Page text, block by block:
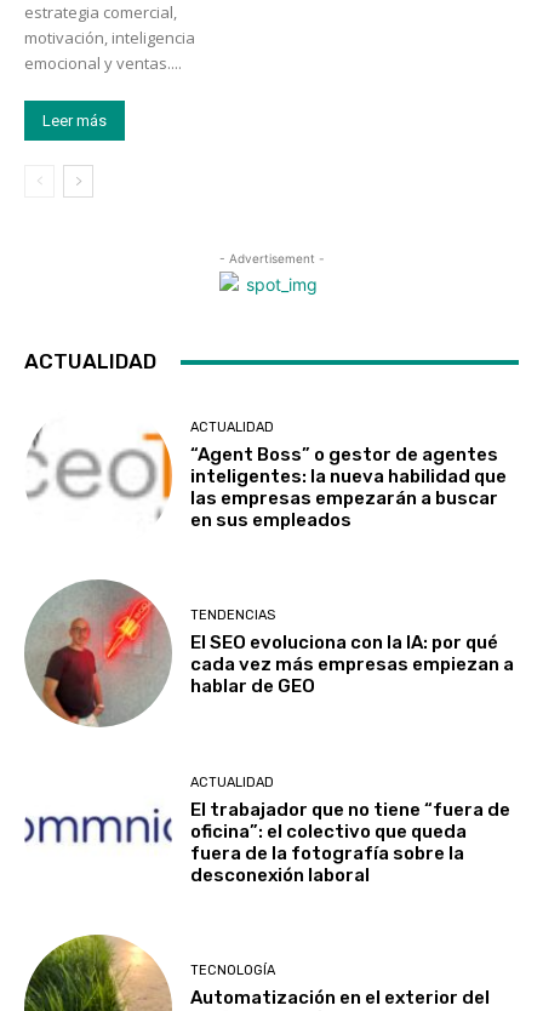
estrategia comercial,
motivación, inteligencia
emocional y ventas....
Leer más
- Advertisement -
ACTUALIDAD
ACTUALIDAD
“Agent Boss” o gestor de agentes
inteligentes: la nueva habilidad que
las empresas empezarán a buscar
en sus empleados
TENDENCIAS
El SEO evoluciona con la IA: por qué
cada vez más empresas empiezan a
hablar de GEO
ACTUALIDAD
El trabajador que no tiene “fuera de
oficina”: el colectivo que queda
fuera de la fotografía sobre la
desconexión laboral
TECNOLOGÍA
Automatización en el exterior del